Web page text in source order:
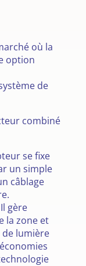
où la
option
de
combiné
se fixe
un simple
câblage
gère
la zone et
de lumière